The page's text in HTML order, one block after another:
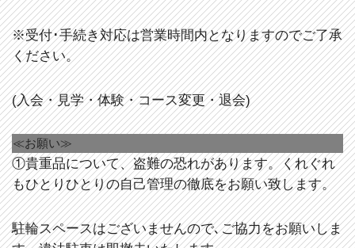
※受付･手続き対応は営業時間内となりますのでご了承
ください。
(入会・見学・体験・コース変更・退会)
≪お願い≫
①貴重品について、盗難の恐れがあります。くれぐれ
もひとりひとりの自己管理の徹底をお願い致します。
駐輪スペースはございませんので､ご協力をお願いしま